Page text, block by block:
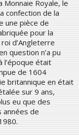
Monnaie Royale, le
confection de la
une pièce de
pour la
d’Angleterre
question n’a pu
l’époque était
de 1604
britannique en était
sur 9 ans,
eu que des
années de